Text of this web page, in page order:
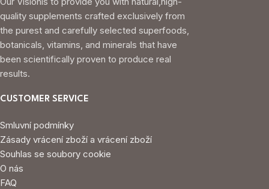
quality supplements crafted exclusively from
the purest and carefully selected superfoods,
botanicals, vitamins, and minerals that have
been scientifically proven to produce real
results.
CUSTOMER SERVICE
Smluvní podmínky
Zásady vrácení zboží a vrácení zboží
Souhlas se soubory cookie
O nás
FAQ